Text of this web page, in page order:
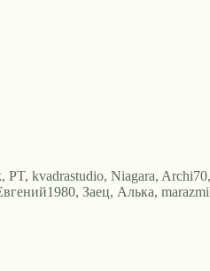
kvadrastudio, Niagara, Archi70,
Заец, Алька,